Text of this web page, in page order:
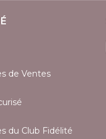
de Ventes
du Club Fidélité